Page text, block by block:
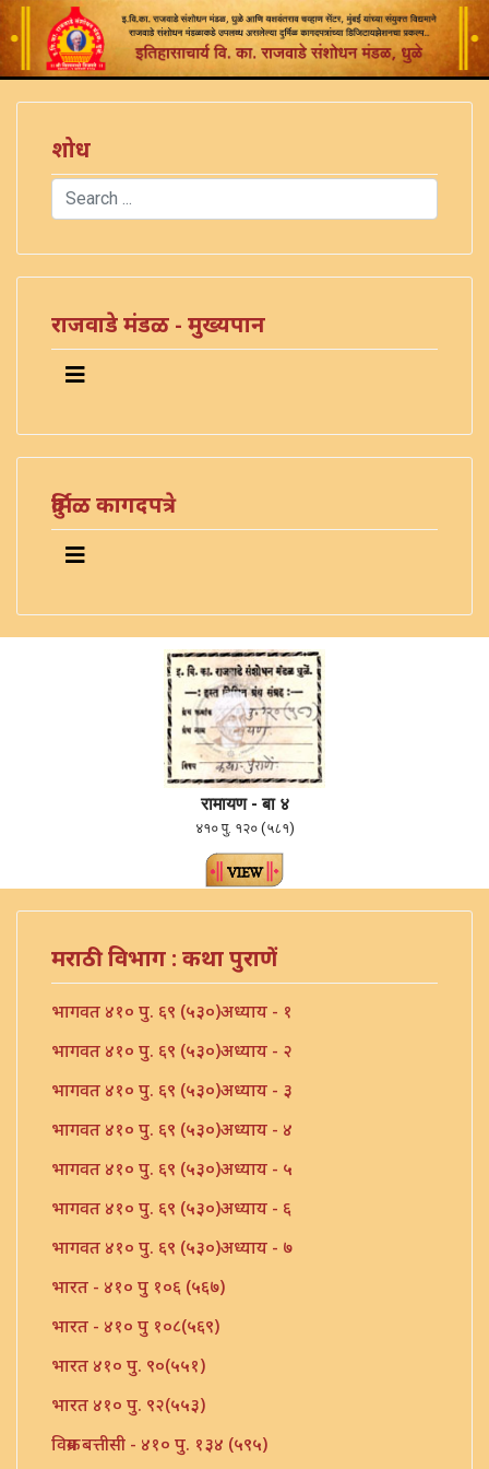
शोध
Search
राजवाडे मंडळ - मुख्यपान
दुर्मिळ कागदपत्रे
रामायण - बा ४
४१० पु. १२० (५८१)
मराठी विभाग : कथा पुराणें
भागवत ४१० पु. ६९ (५३०)अध्याय - १
भागवत ४१० पु. ६९ (५३०)अध्याय - २
भागवत ४१० पु. ६९ (५३०)अध्याय - ३
भागवत ४१० पु. ६९ (५३०)अध्याय - ४
भागवत ४१० पु. ६९ (५३०)अध्याय - ५
भागवत ४१० पु. ६९ (५३०)अध्याय - ६
भागवत ४१० पु. ६९ (५३०)अध्याय - ७
भारत - ४१० पु १०६ (५६७)
भारत - ४१० पु १०८(५६९)
भारत ४१० पु. ९०(५५१)
भारत ४१० पु. ९२(५५३)
विक्रम बत्तीसी - ४१० पु. १३४ (५९५)